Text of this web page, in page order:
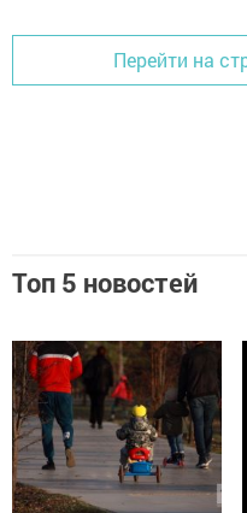
Перейти на
Топ 5 новостей